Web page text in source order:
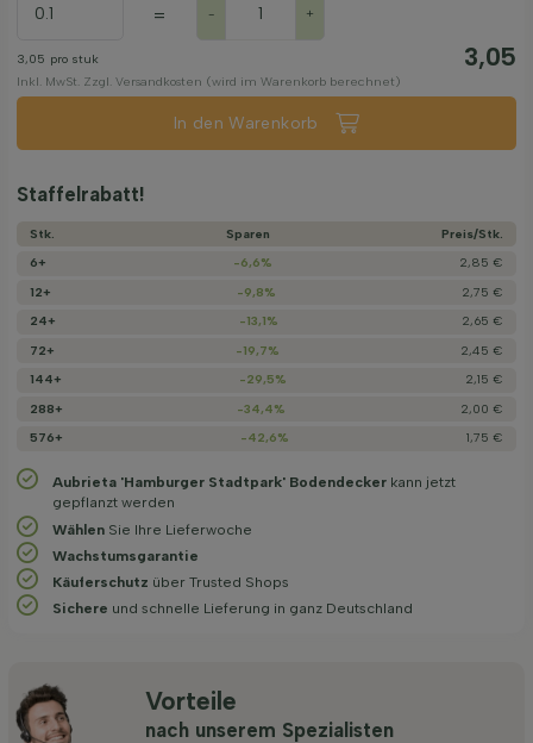
= - +
3,05 pro stuk 3,05
Inkl. MwSt. Zzgl. Versandkosten (wird im Warenkorb berechnet)
In den Warenkorb
Staffelrabatt!
Stk. Sparen
Preis/­Stk.
6+
-6,6%
2,85 €
12+
-9,8%
2,75 €
24+
-13,1%
2,65 €
72+
-19,7%
2,45 €
144+
-29,5%
2,15 €
288+
-34,4%
2,00 €
576+
-42,6% 1,75 €
Aubrieta 'Hamburger Stadtpark' Bodendecker kann jetzt
gepflanzt werden
Wählen Sie Ihre Lieferwoche
Wachstums­garantie
Käuferschutz über Trusted Shops
Sichere und schnelle Lieferung in ganz Deutschland
Vorteile
nach unserem Spezialisten